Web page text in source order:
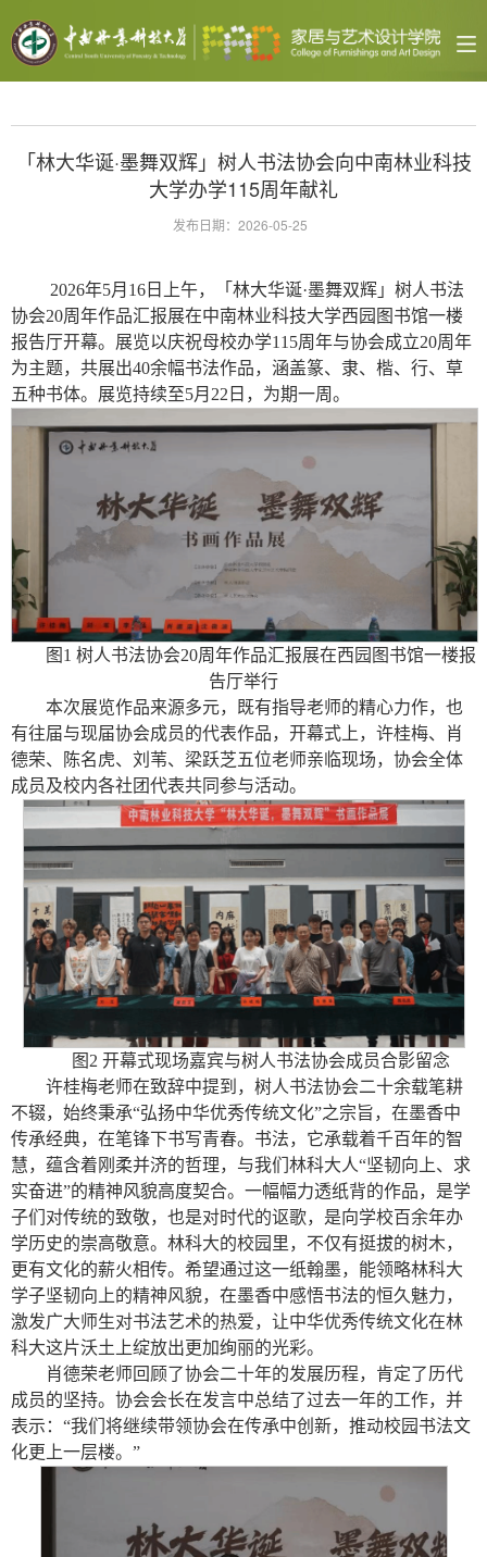
「林大华诞·墨舞双辉」树人书法协会向中南林业科技
大学办学115周年献礼
发布日期：2026-05-25
2026年5月16日上午，「林大华诞·墨舞双辉」树人书法
协会20周年作品汇报展在中南林业科技大学西园图书馆一楼
报告厅开幕。展览以庆祝母校办学115周年与协会成立20周年
为主题，共展出40余幅书法作品，涵盖篆、隶、楷、行、草
五种书体。展览持续至5月22日，为期一周。
图1 树人书法协会20周年作品汇报展在西园图书馆一楼报
告厅举行
本次展览作品来源多元，既有指导老师的精心力作，也
有往届与现届协会成员的代表作品，开幕式上，许桂梅、肖
德荣、陈名虎、刘苇、梁跃芝五位老师亲临现场，协会全体
成员及校内各社团代表共同参与活动。
图2 开幕式现场嘉宾与树人书法协会成员合影留念
许桂梅老师在致辞中提到，树人书法协会二十余载笔耕
不辍，始终秉承“弘扬中华优秀传统文化”之宗旨，在墨香中
传承经典，在笔锋下书写青春。书法，它承载着千百年的智
慧，蕴含着刚柔并济的哲理，与我们林科大人“坚韧向上、求
实奋进”的精神风貌高度契合。一幅幅力透纸背的作品，是学
子们对传统的致敬，也是对时代的讴歌，是向学校百余年办
学历史的崇高敬意。林科大的校园里，不仅有挺拔的树木，
更有文化的薪火相传。希望通过这一纸翰墨，能领略林科大
学子坚韧向上的精神风貌，在墨香中感悟书法的恒久魅力，
激发广大师生对书法艺术的热爱，让中华优秀传统文化在林
科大这片沃土上绽放出更加绚丽的光彩。
肖德荣老师回顾了协会二十年的发展历程，肯定了历代
成员的坚持。协会会长在发言中总结了过去一年的工作，并
表示：“我们将继续带领协会在传承中创新，推动校园书法文
化更上一层楼。”